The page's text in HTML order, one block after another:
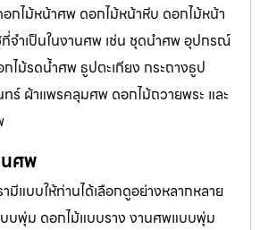
กไม้หน้าศพ ดอกไม้หน้าหีบ ดอกไม้หน้า
ที่จำเป็นในงานศพ เช่น ชุดนำศพ อุปกรณ์
ม้รดน้ำศพ ธูปตะเกียง กระถางธูป
ร์ ผ้าแพรคลุมศพ ดอกไม้ถวายพระ และ
ศพ
มีแบบให้ท่านได้เลือกดูอย่างหลากหลาย
บบพุ่ม ดอกไม้แบบราง งานศพแบบพุ่ม